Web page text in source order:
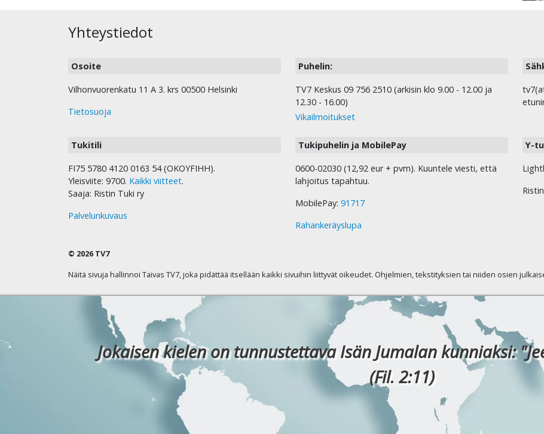
Yhteystiedot
Osoite
Vilhonvuorenkatu 11 A 3. krs 00500 Helsinki
Tietosuoja
Puhelin:
TV7 Keskus 09 756 2510 (arkisin klo 9.00 - 12.00 ja
12.30 - 16.00)
Vikailmoitukset
Tukitili
FI75 5780 4120 0163 54 (OKOYFIHH).
Yleisviite: 9700. Kaikki viitteet.
Saaja: Ristin Tuki ry
Palvelunkuvaus
Tukipuhelin ja MobilePay
0600-02030 (12,92 eur + pvm). Kuuntele viesti, että
lahjoitus tapahtuu.
MobilePay: 91717
Rahankeräyslupa
Y-
© 2026 TV7
Näitä sivuja hallinnoi Taivas TV7, joka pidättää itsellään kaikki sivuihin liittyvät oikeudet. Ohjelmien, tekstityksien tai niiden osien
Jokaisen kielen on tunnustettava Isän Jumalan kunniaksi:
(Fil. 2:11)